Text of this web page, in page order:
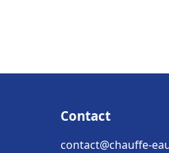
Contact
contact@chauffe-